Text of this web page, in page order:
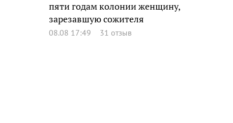
пяти годам колонии женщину,
зарезавшую сожителя
08.08 17:49 31 отзыв